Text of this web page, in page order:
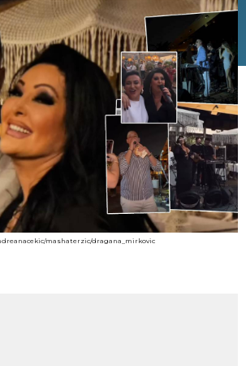
mashaterzic/dragana_mirkovic